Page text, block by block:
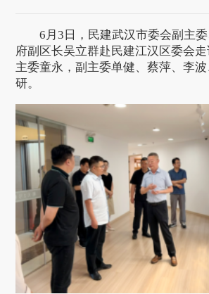
6月3日，民建武汉市委会副主
府副区长吴立群赴民建江汉区委会
主委童永，副主委单健、蔡萍、李
研。